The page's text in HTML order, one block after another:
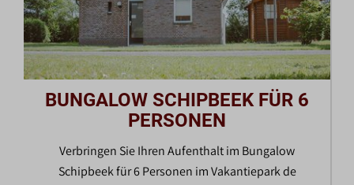
BUNGALOW SCHIPBEEK FÜR 6
PERSONEN
Verbringen Sie Ihren Aufenthalt im Bungalow
Schipbeek für 6 Personen im Vakantiepark de